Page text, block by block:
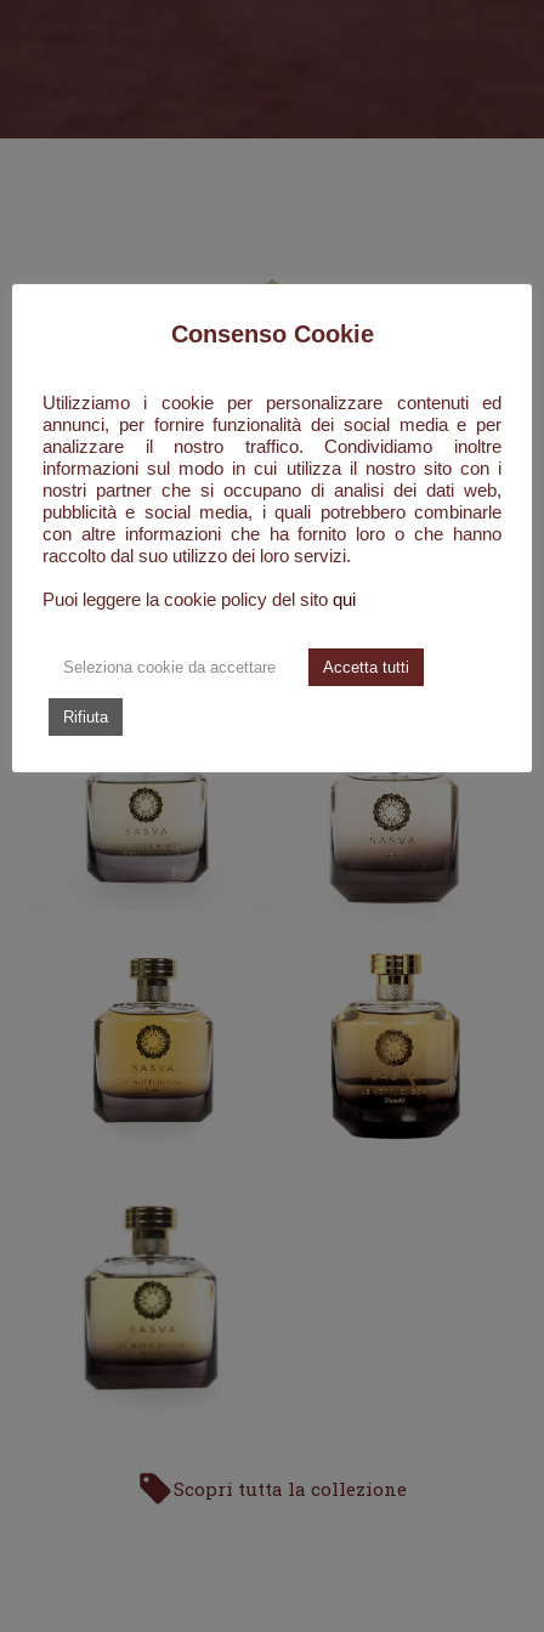
Scopri tutta la collezione
Consenso Cookie
Utilizziamo i cookie per personalizzare contenuti ed
annunci, per fornire funzionalità dei social media e per
analizzare il nostro traffico. Condividiamo inoltre
informazioni sul modo in cui utilizza il nostro sito con i
nostri partner che si occupano di analisi dei dati web,
pubblicità e social media, i quali potrebbero combinarle
con altre informazioni che ha fornito loro o che hanno
raccolto dal suo utilizzo dei loro servizi.
Puoi leggere la cookie policy del sito qui
Seleziona cookie da accettare Accetta tutti
Rifiuta